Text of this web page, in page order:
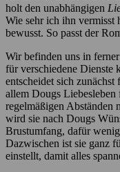
holt den unabhängigen
Wie sehr ich ihn vermisst
bewusst. So passt der
Wir befinden uns in
für verschiedene Dienste
entscheidet sich
allem Dougs
regelmäßigen Abständen
wird sie nach Dougs
Brustumfang, dafür
Dazwischen ist sie ganz
einstellt, damit alles